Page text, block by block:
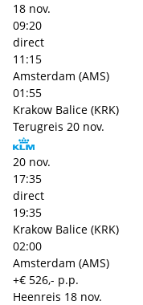
18 nov.
09:20
direct
11:15
Amsterdam (AMS)
01:55
Krakow Balice (KRK)
Terugreis 20 nov.
20 nov.
17:35
direct
19:35
Krakow Balice (KRK)
02:00
Amsterdam (AMS)
+€ 526,- p.p.
Heenreis 18 nov.